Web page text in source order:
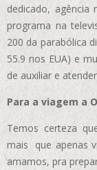
dedicado, agência
programa na
200 da parabólica
55.9 nos EUA) e
de auxiliar e
Para a viagem a
Temos certeza
mais que apenas
amamos, pra